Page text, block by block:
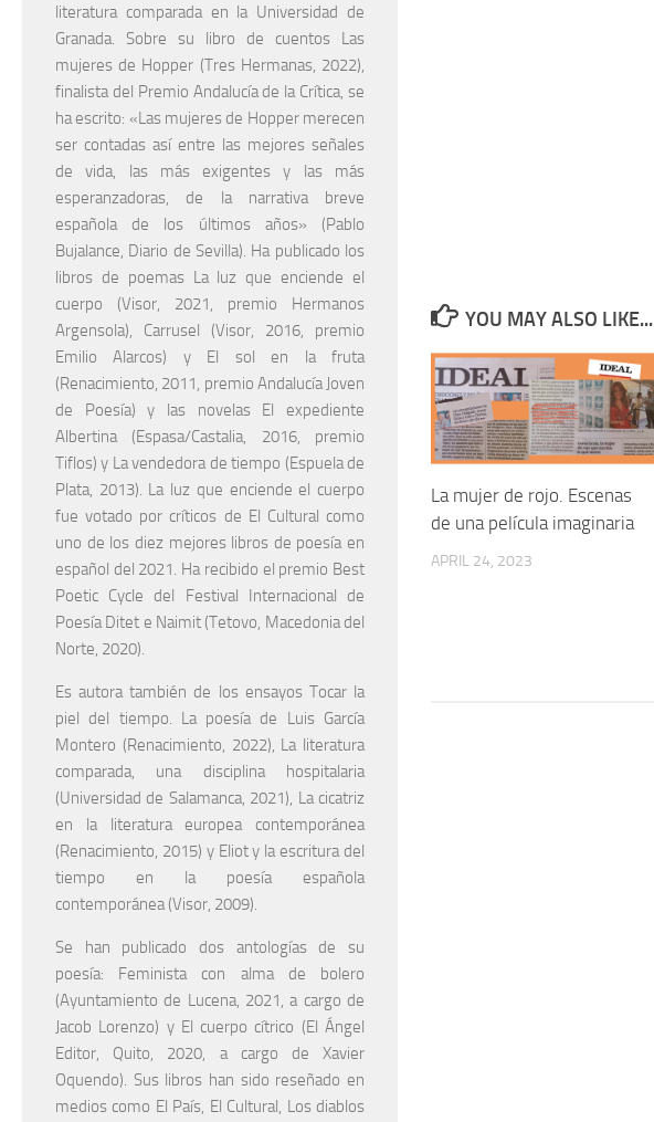
YOU MAY ALSO LIKE...
La mujer de rojo. Escenas
de una película imaginaria
APRIL 24, 2023
literatura comparada en la Universidad de
Granada. Sobre su libro de cuentos Las
mujeres de Hopper (Tres Hermanas, 2022),
finalista del Premio Andalucía de la Crítica, se
ha escrito: «Las mujeres de Hopper merecen
ser contadas así entre las mejores señales
de vida, las más exigentes y las más
esperanzadoras, de la narrativa breve
española de los últimos años» (Pablo
Bujalance, Diario de Sevilla). Ha publicado los
libros de poemas La luz que enciende el
cuerpo (Visor, 2021, premio Hermanos
Argensola), Carrusel (Visor, 2016, premio
Emilio Alarcos) y El sol en la fruta
(Renacimiento, 2011, premio Andalucía Joven
de Poesía) y las novelas El expediente
Albertina (Espasa/Castalia, 2016, premio
Tiflos) y La vendedora de tiempo (Espuela de
Plata, 2013). La luz que enciende el cuerpo
fue votado por críticos de El Cultural como
uno de los diez mejores libros de poesía en
español del 2021. Ha recibido el premio Best
Poetic Cycle del Festival Internacional de
Poesía Ditet e Naimit (Tetovo, Macedonia del
Norte, 2020).
Es autora también de los ensayos Tocar la
piel del tiempo. La poesía de Luis García
Montero (Renacimiento, 2022), La literatura
comparada, una disciplina hospitalaria
(Universidad de Salamanca, 2021), La cicatriz
en la literatura europea contemporánea
(Renacimiento, 2015) y Eliot y la escritura del
tiempo en la poesía española
contemporánea (Visor, 2009).
Se han publicado dos antologías de su
poesía: Feminista con alma de bolero
(Ayuntamiento de Lucena, 2021, a cargo de
Jacob Lorenzo) y El cuerpo cítrico (El Ángel
Editor, Quito, 2020, a cargo de Xavier
Oquendo). Sus libros han sido reseñado en
medios como El País, El Cultural, Los diablos